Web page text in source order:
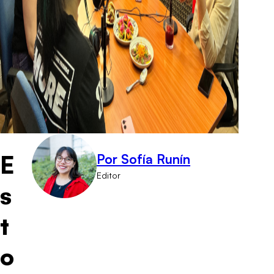
E
s
t
o
Por Sofía Runín
Editor